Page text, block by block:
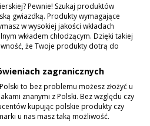
Pewnie! Szukaj produktów
gwiazdką. Produkty wymagające
w wysokiej jakości wkładach
wkładem chłodzącym. Dzięki takiej
że Twoje produkty dotrą do
zagranicznych
to bez problemu możesz złożyć u
znanymi z Polski. Bez względu czy
kupując polskie produkty czy
u nas masz taką możliwość.